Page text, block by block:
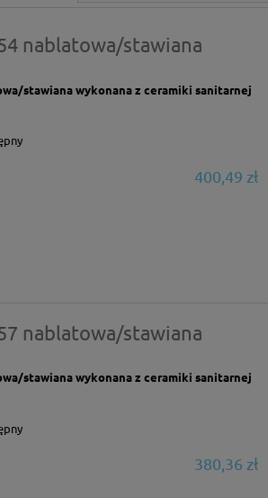
nablatowa/stawiana
stawiana wykonana z ceramiki sanitarnej
400,49 zł
nablatowa/stawiana
stawiana wykonana z ceramiki sanitarnej
380,36 zł